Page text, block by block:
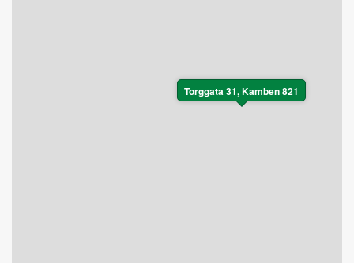
Torggata 31, Kamben 821